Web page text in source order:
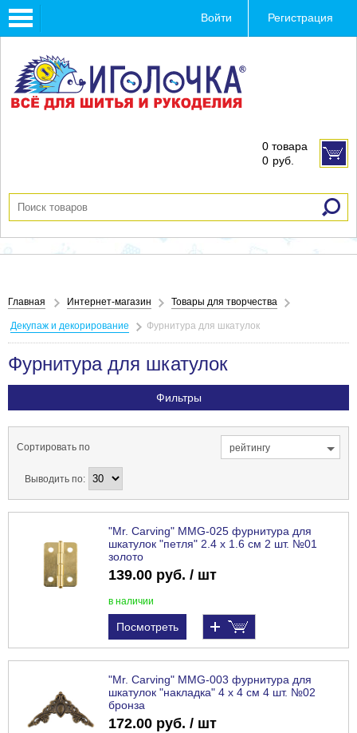
Toggle
navigation
Войти Регистрация
0 товара
0 руб.
Главная Интернет-магазин Товары для творчества
Декупаж и декорирование Фурнитура для шкатулок
Фурнитура для шкатулок
Фильтры
Сортировать по рейтингу
Выводить по:
"Mr. Carving" MMG-025 фурнитура для
шкатулок "петля" 2.4 x 1.6 см 2 шт. №01
золото
139.00 руб. / шт
в наличии
Посмотреть
"Mr. Carving" MMG-003 фурнитура для
шкатулок "накладка" 4 x 4 см 4 шт. №02
бронза
172.00 руб. / шт